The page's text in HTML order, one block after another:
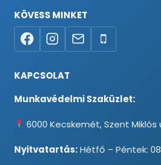
KÖVESS MINKET
KAPCSOLAT
Munkavédelmi Szaküzlet:
6000 Kecskemét, Szent Miklós
Nyitvatartás:Hétfő – Péntek: